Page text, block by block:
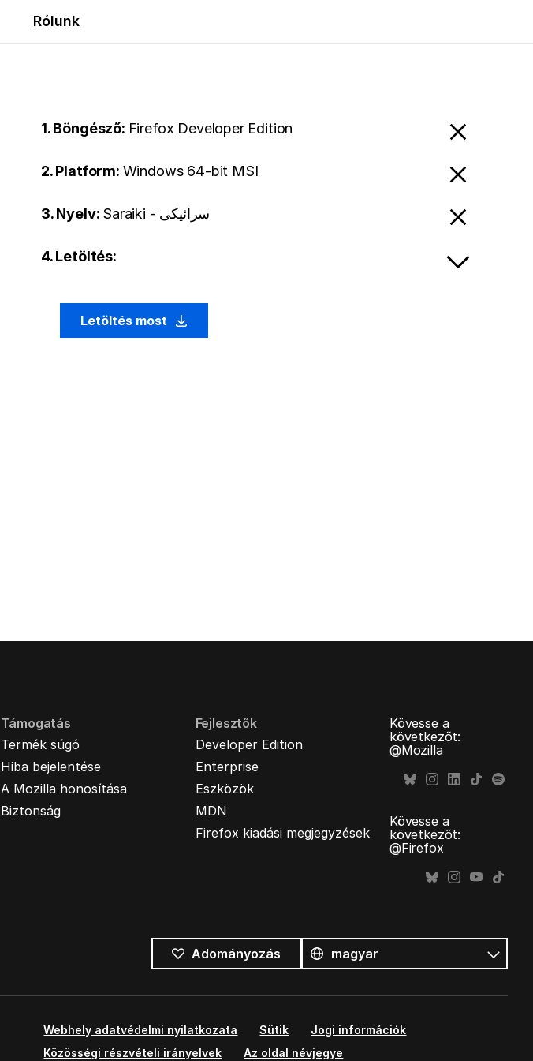
Rólunk
1. Böngésző: Firefox Developer Edition
2. Platform: Windows 64-bit MSI
3. Nyelv: Saraiki - سرائیکی
4. Letöltés:
Letöltés most
Támogatás
Termék súgó
Hiba bejelentése
A Mozilla honosítása
Biztonság
Fejlesztők
Developer Edition
Enterprise
Eszközök
MDN
Firefox kiadási megjegyzések
Kövesse a
következőt:
@Mozilla
Kövesse a
következőt:
@Firefox
Adományozás
nyelv
Nyelv
Webhely adatvédelmi nyilatkozata Sütik
Jogi információk
Közösségi részvételi irányelvek
Az oldal névjegye